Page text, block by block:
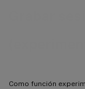
Como función